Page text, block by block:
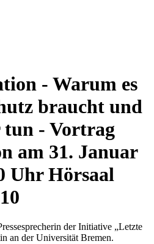
- Warum es
braucht und
- Vortrag
am 31. Januar
Uhr Hörsaal
der Initiative „Letzte
an der Universität Bremen.